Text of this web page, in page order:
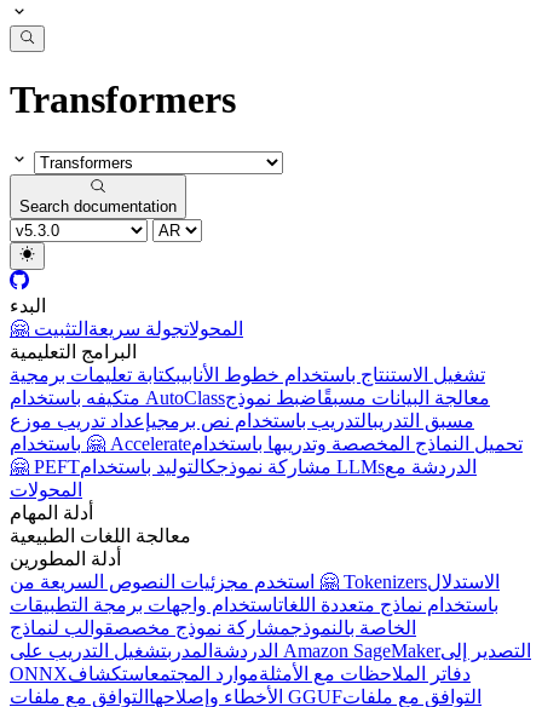
Transformers
Search documentation
البدء
🤗 المحولاتجولة سريعة التثبيت
البرامج التعليمية
تشغيل الاستنتاج باستخدام خطوط الأنابيبكتابة تعليمات برمجية
متكيفه باستخدام AutoClass
معالجة البيانات مسبقًاضبط نموذج
مسبق التدريبالتدريب باستخدام نص برمجيإعداد تدريب موزع
باستخدام 🤗 Accelerateتحميل النماذج المخصصة وتدريبها باستخدام
🤗 PEFT
مشاركة نموذجك التوليد باستخدام LLMsالدردشة مع
المحولات
أدلة المهام
معالجة اللغات الطبيعية
أدلة المطورين
استخدم مجزئيات النصوص السريعة من 🤗 Tokenizersالاستدلال
باستخدام نماذج متعددة اللغاتاستخدام واجهات برمجة التطبيقات
الخاصة بالنموذجمشاركة نموذج مخصصقوالب لنماذج
الدردشة المدرب تشغيل التدريب على Amazon SageMakerالتصدير إلى
ONNX
دفاتر الملاحظات مع الأمثلةموارد المجتمعاستكشاف
الأخطاء وإصلاحها التوافق مع ملفات GGUFالتوافق مع ملفات